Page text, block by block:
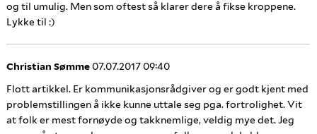
og til umulig. Men som oftest så klarer dere å fikse kroppene.
Lykke til :)
Christian Sømme07.07.2017 09:40
Flott artikkel. Er kommunikasjonsrådgiver og er godt kjent med
problemstillingen å ikke kunne uttale seg pga. fortrolighet. Vit
at folk er mest fornøyde og takknemlige, veldig mye det. Jeg